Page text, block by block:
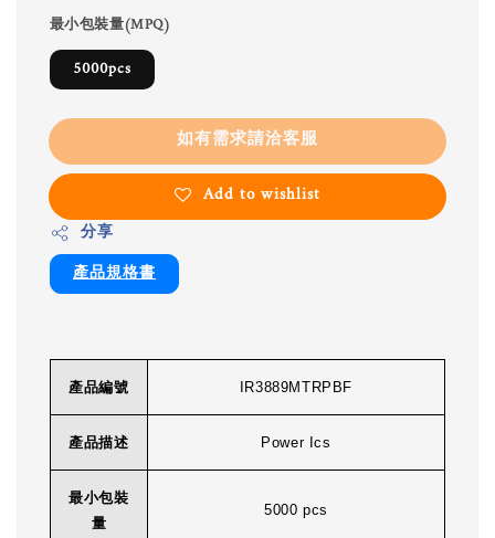
最小包裝量(MPQ)
5000pcs
如有需求請洽客服
Add to wishlist
分享
產品規格書
產品編號 IR3889MTRPBF
產品描述 Power Ics
最小包裝
量
5000 pcs